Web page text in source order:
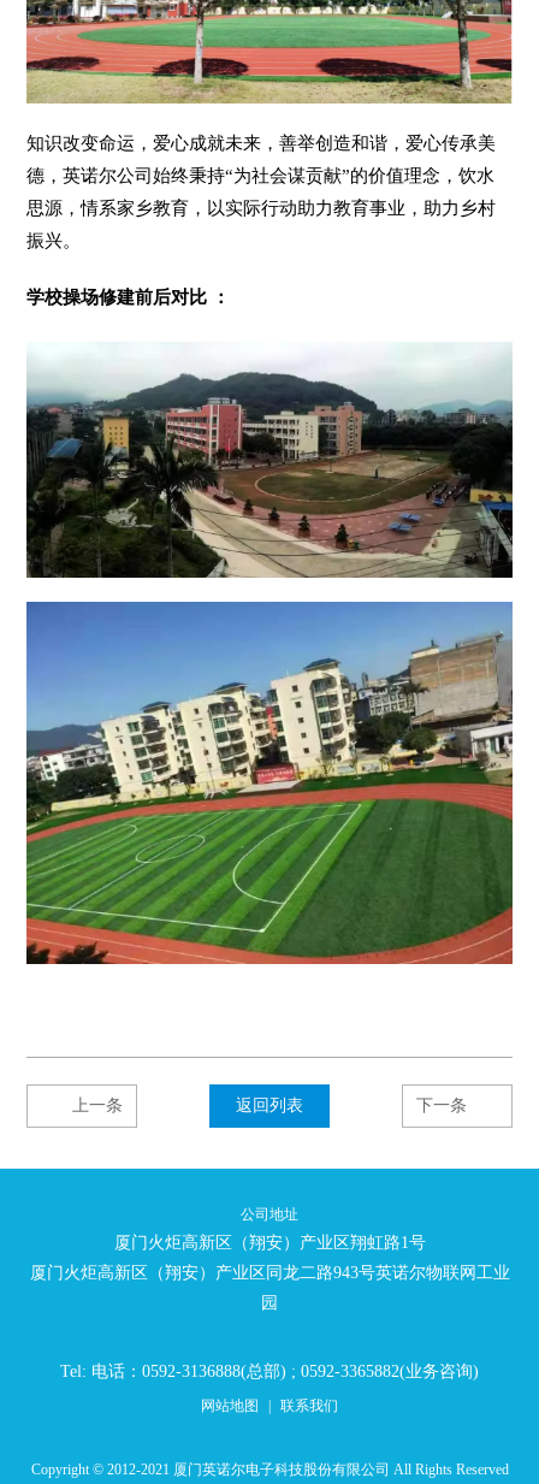
知识改变命运，爱心成就未来，善举创造和谐，爱心传承美
德，英诺尔公司始终秉持“为社会谋贡献”的价值理念，饮水
思源，情系家乡教育，以实际行动助力教育事业，助力乡村
振兴。
学校操场修建前后对比 ：
上一条 返回列表 下一条
公司地址
厦门火炬高新区（翔安）产业区翔虹路1号
厦门火炬高新区（翔安）产业区同龙二路943号英诺尔物联网工业
园
Tel: 电话：0592-3136888(总部) ; 0592-3365882(业务咨询)
网站地图 联系我们
Copyright © 2012-2021 厦门英诺尔电子科技股份有限公司 All Rights Reserved